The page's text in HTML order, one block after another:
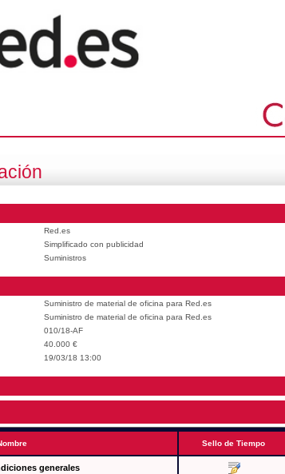
Red.es
Simplificado con publicidad
Suministros
Suministro de material de oficina para Red.es
Suministro de material de oficina para Red.es
010/18-AF
40.000 €
19/03/18 13:00
Sello de Tiempo
generales